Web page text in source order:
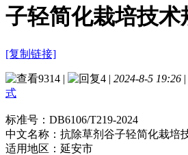
子轻简化栽培技术
[复制链接]
9314 | 4 | 2024-8-5 19:26 |
式
标准号： DB6106/T219-2024
中文名称： 抗除草剂谷子轻简化栽培
适用地区： 延安市